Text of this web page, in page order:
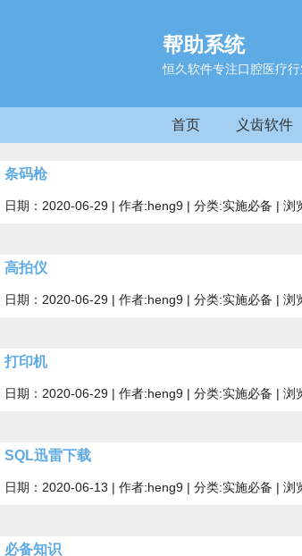
帮助系统
恒久软件专注口腔医疗
首页 义齿软件
条码枪
日期：2020-06-29 | 作者:heng9 | 分类:实施必备 | 浏
高拍仪
日期：2020-06-29 | 作者:heng9 | 分类:实施必备 | 浏
打印机
日期：2020-06-29 | 作者:heng9 | 分类:实施必备 | 浏
SQL迅雷下载
日期：2020-06-13 | 作者:heng9 | 分类:实施必备 | 浏
必备知识